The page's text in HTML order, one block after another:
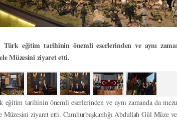
eğitim tarihinin önemli eserlerinden ve aynı
Müzesini ziyaret etti.
eğitim tarihinin önemli eserlerinden ve aynı zamanda da
ziyaret etti. Cumhurbaşkanlığı Abdullah Gül Müze